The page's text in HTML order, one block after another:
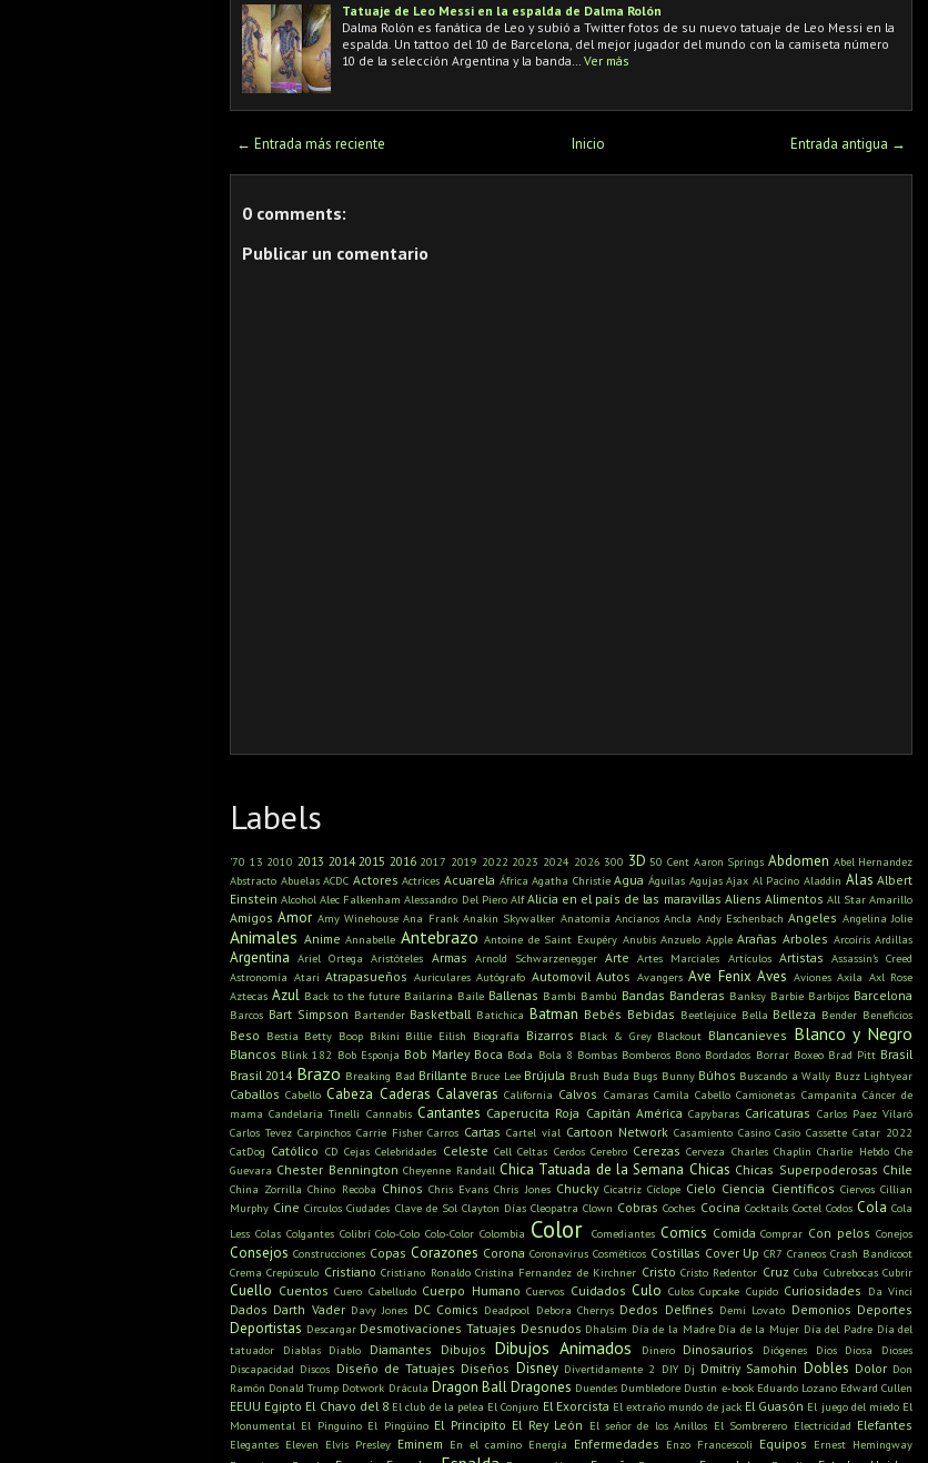
Tatuaje de Leo Messi en la espalda de Dalma Rolón
Dalma Rolón es fanática de Leo y subió a Twitter fotos de su nuevo tatuaje de Leo Messi en la
espalda. Un tattoo del 10 de Barcelona, del mejor jugador del mundo con la camiseta número
10 de la selección Argentina y la banda…
Ver más
← Entrada más reciente Entrada antigua →
Inicio
0 comments:
Publicar un comentario
Labels
'70 13 2010 2013 2014 2015 2016 2017 2019 2022 2023 2024 2026 300 3D 50 Cent Aaron Springs Abdomen Abel Hernandez
Abstracto Abuelas ACDC Actores Actrices Acuarela África Agatha Christie Agua Águilas Agujas Ajax Al Pacino Aladdin Alas Albert
Einstein Alcohol Alec Falkenham Alessandro Del Piero Alf Alicia en el país de las maravillas Aliens Alimentos All Star Amarillo
Amigos Amor Amy Winehouse Ana Frank Anakin Skywalker Anatomía Ancianos Ancla Andy Eschenbach Angeles Angelina Jolie
Animales Anime Annabelle Antebrazo Antoine de Saint Exupéry Anubis Anzuelo Apple Arañas Arboles Arcoíris Ardillas
Argentina Ariel Ortega Aristóteles Armas Arnold Schwarzenegger Arte Artes Marciales Artículos Artistas Assassin's Creed
Astronomía Atari Atrapasueños Auriculares Autógrafo Automovil Autos Avangers Ave Fenix Aves Aviones Axila Axl Rose
Aztecas Azul Back to the future Bailarina Baile Ballenas Bambi Bambú Bandas Banderas Banksy Barbie Barbijos Barcelona
Barcos Bart Simpson Bartender Basketball Batichica Batman Bebés Bebidas Beetlejuice Bella Belleza Bender Beneficios
Beso Bestia Betty Boop Bikini Billie Eilish Biografía Bizarros Black & Grey Blackout Blancanieves Blanco y Negro
Blancos Blink 182 Bob Esponja Bob Marley Boca Boda Bola 8 Bombas Bomberos Bono Bordados Borrar Boxeo Brad Pitt Brasil
Brasil 2014 Brazo Breaking Bad Brillante Bruce Lee Brújula Brush Buda Bugs Bunny Búhos Buscando a Wally Buzz Lightyear
Caballos Cabello Cabeza Caderas Calaveras California Calvos Camaras Camila Cabello Camionetas Campanita Cáncer de
mama Candelaria Tinelli Cannabis Cantantes Caperucita Roja Capitán América Capybaras Caricaturas Carlos Paez Vilaró
Carlos Tevez Carpinchos Carrie Fisher Carros Cartas Cartel víal Cartoon Network Casamiento Casino Casio Cassette Catar 2022
CatDog Católico CD Cejas Celebridades Celeste Cell Celtas Cerdos Cerebro Cerezas Cerveza Charles Chaplin Charlie Hebdo Che
Guevara Chester Bennington Cheyenne Randall Chica Tatuada de la Semana Chicas Chicas Superpoderosas Chile
China Zorrilla Chino Recoba Chinos Chris Evans Chris Jones Chucky Cicatriz Cíclope Cielo Ciencia Científicos Ciervos Cillian
Murphy Cine Circulos Ciudades Clave de Sol Clayton Días Cleopatra Clown Cobras Coches Cocina Cocktails Coctel Codos Cola Cola
Less Colas Colgantes Colibrí Colo-Colo Colo-Color Colombia Color Comediantes Comics Comida Comprar Con pelos Conejos
Consejos Construcciones Copas Corazones Corona Coronavirus Cosméticos Costillas Cover Up CR7 Craneos Crash Bandicoot
Crema Crepúsculo Cristiano Cristiano Ronaldo Cristina Fernandez de Kirchner Cristo Cristo Redentor Cruz Cuba Cubrebocas Cubrir
Cuello Cuentos Cuero Cabelludo Cuerpo Humano Cuervos Cuidados Culo Culos Cupcake Cupido Curiosidades Da Vinci
Dados Darth Vader Davy Jones DC Comics Deadpool Debora Cherrys Dedos Delfines Demi Lovato Demonios Deportes
Deportistas Descargar Desmotivaciones Tatuajes Desnudos Dhalsim Día de la Madre Día de la Mujer Día del Padre Día del
tatuador
Diablas Diablo Diamantes Dibujos Dibujos Animados Dinero Dinosaurios Diógenes Dios Diosa
Dioses
Discapacidad Discos Diseño de Tatuajes Diseños Disney Divertidamente 2 DIY Dj Dmitriy Samohin Dobles Dolor Don
Ramón Donald Trump Dotwork Drácula Dragon BallDragones Duendes Dumbledore Dustin e-book Eduardo Lozano Edward Cullen
EEUU Egipto El Chavo del 8 El club de la pelea El Conjuro El Exorcista El extraño mundo de jack El Guasón El juego del miedo El
Monumental El Pinguino El Pingüino El Principito El Rey León El señor de los Anillos El Sombrerero Electricidad Elefantes
Elegantes Eleven Elvis Presley Eminem En el camino Energía Enfermedades Enzo Francescoli Equipos Ernest Hemingway